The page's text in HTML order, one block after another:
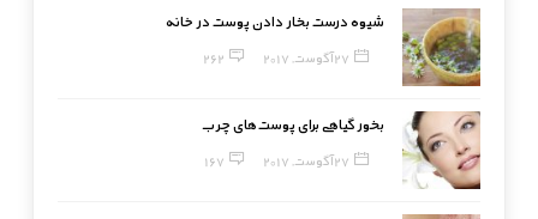
شیوه درست بخار دادن پوست در خانه
27 آگوست, 2017 262
بخور گیاهی برای پوست‌های چرب
27 آگوست, 2017 167